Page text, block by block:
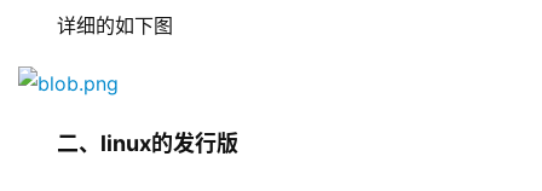
详细的如下图
二、linux的发行版